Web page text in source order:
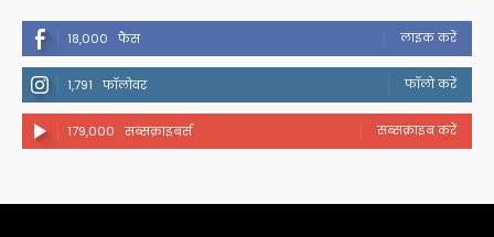
18,000 फैंस लाइक करें
1,791 फॉलोवर फॉलो करें
179,000 सब्सक्राइबर्स सब्सक्राइब करें